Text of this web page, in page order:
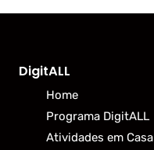
DigitALL
Home
Programa DigitALL
Atividades em Casa